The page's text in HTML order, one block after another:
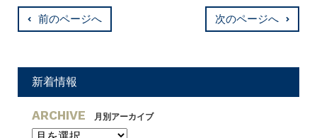
前のページへ 次のページへ
新着情報
ARCHIVE 月別アーカイブ